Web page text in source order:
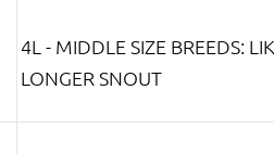
4L - MIDDLE SIZE BREEDS:
LONGER SNOUT